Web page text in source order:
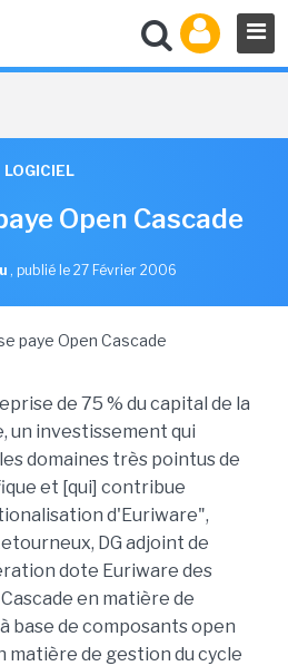
LOGICIEL
Open Cascade
, publié le 27 Février 2006
de 75 % du capital de la
un investissement qui
domaines très pointus de
et [qui] contribue
d'Euriware",
DG adjoint de
dote Euriware des
en matière de
base de composants open
matière de gestion du cycle